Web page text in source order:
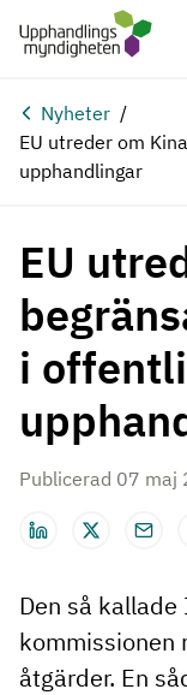
Hoppa till
Nyheter
EU utreder om
upphandlingar
EU
i
Publicerad 07 maj
Den så
kommissionen
åtgärder. En